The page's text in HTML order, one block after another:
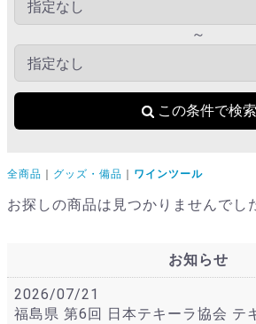
～
この条件で検索
全商品 グッズ・備品 ワインツール
お探しの商品は見つかりませんでし
お知らせ
2026/07/21
福島県 第6回 日本テキーラ協会 テ